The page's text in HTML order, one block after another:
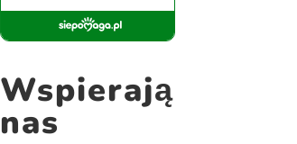
Wspierają
nas